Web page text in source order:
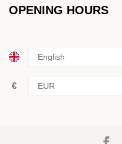
OPENING HOURS
€